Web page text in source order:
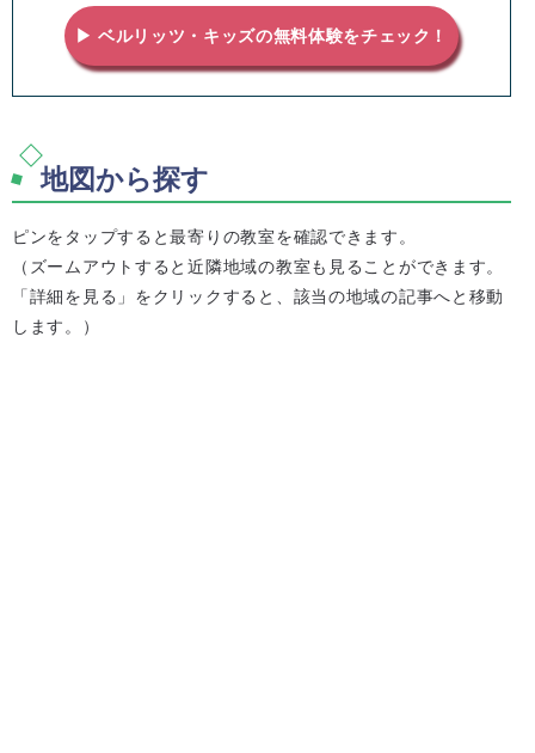
▶ ベルリッツ・キッズの無料体験をチェック！
地図から探す
ピンをタップすると最寄りの教室を確認できます。
（ズームアウトすると近隣地域の教室も見ることができます。
「詳細を見る」をクリックすると、該当の地域の記事へと移動
します。）